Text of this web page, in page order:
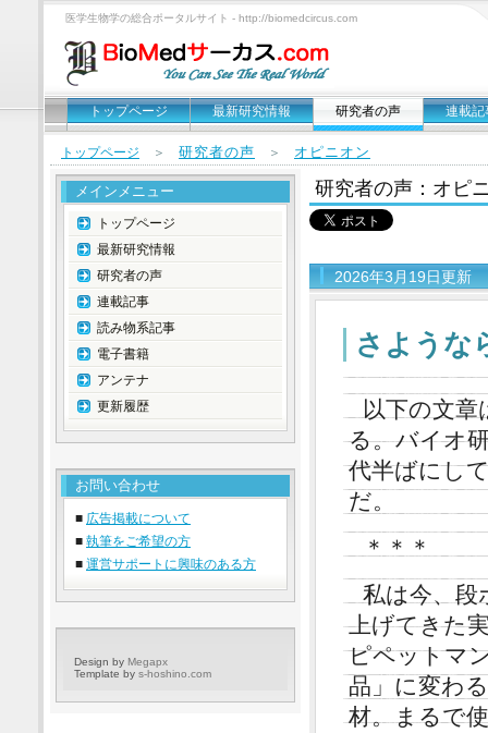
医学生物学の総合ポータルサイト - http://biomedcircus.com
トップページ 最新研究情報 研究者の声 連載記
トップページ ＞ 研究者の声 ＞ オピニオン
研究者の声：オピ
2026年3月19日更新
さような
以下の文
る。バイオ
代半ばにし
だ。
＊＊＊
私は今、段
上げてきた
ピペットマ
品」に変わ
材。まるで
メインメニュー
トップページ
最新研究情報
研究者の声
連載記事
読み物系記事
電子書籍
アンテナ
更新履歴
お問い合わせ
■ 広告掲載について
■ 執筆をご希望の方
■ 運営サポートに興味のある方
Design by Megapx
Template by s-hoshino.com